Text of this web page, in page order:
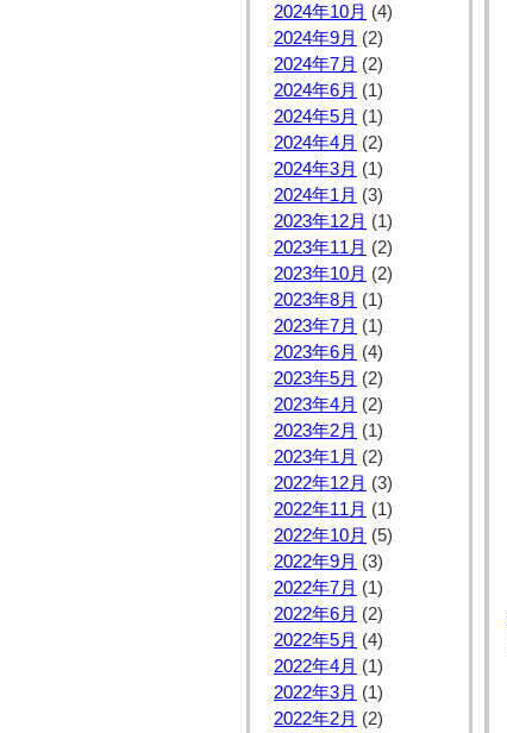
2024年10月 (4)
2024年9月 (2)
2024年7月 (2)
2024年6月 (1)
2024年5月 (1)
2024年4月 (2)
2024年3月 (1)
2024年1月 (3)
2023年12月 (1)
2023年11月 (2)
2023年10月 (2)
2023年8月 (1)
2023年7月 (1)
2023年6月 (4)
2023年5月 (2)
2023年4月 (2)
2023年2月 (1)
2023年1月 (2)
2022年12月 (3)
2022年11月 (1)
2022年10月 (5)
2022年9月 (3)
2022年7月 (1)
2022年6月 (2)
2022年5月 (4)
2022年4月 (1)
2022年3月 (1)
2022年2月 (2)